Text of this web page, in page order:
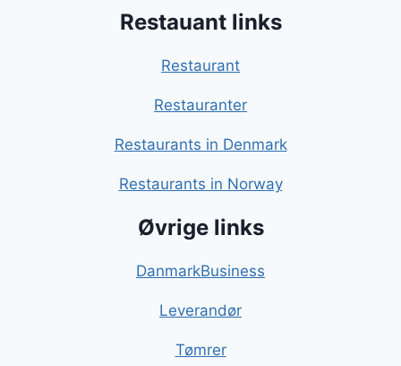
Restauant links
Restaurant
Restauranter
Restaurants in Denmark
Restaurants in Norway
Øvrige links
DanmarkBusiness
Leverandør
Tømrer